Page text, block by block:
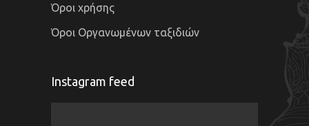
Όροι χρήσης
Όροι Οργανωμένων ταξιδιών
Instagram feed